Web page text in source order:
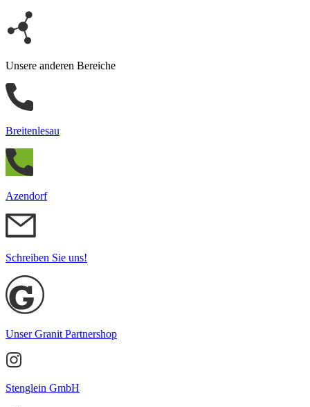
Unsere anderen Bereiche
Breitenlesau
Azendorf
Schreiben Sie uns!
Unser Granit Partnershop
Stenglein GmbH